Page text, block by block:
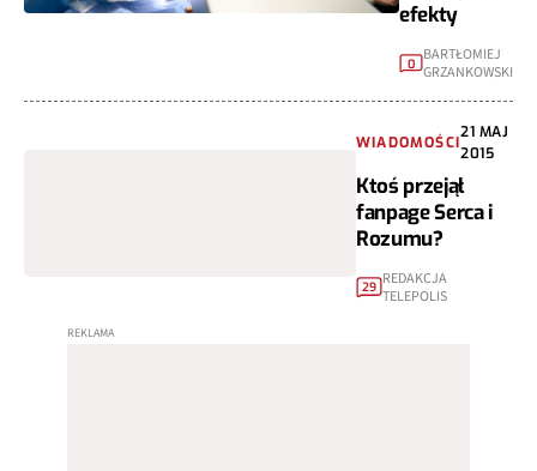
efekty
0
BARTŁOMIEJ
GRZANKOWSKI
WIADOMOŚCI
21 MAJ
2015
Ktoś przejął
fanpage Serca i
Rozumu?
29 REDAKCJA
TELEPOLIS